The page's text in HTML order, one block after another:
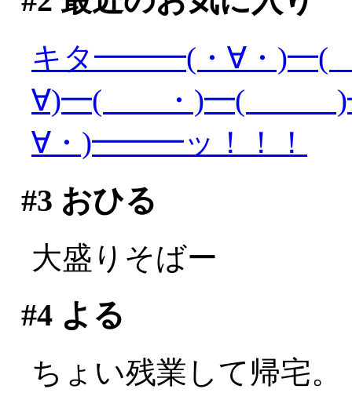
キタ━━━(・∀・)━(
∀)━( ・)━(
∀・)━━━ッ！！！
#3 おひる
大盛りそばー
#4よる
ちょい残業して帰宅。